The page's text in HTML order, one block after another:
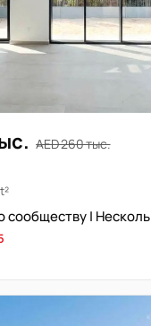
AED 260 тыс.